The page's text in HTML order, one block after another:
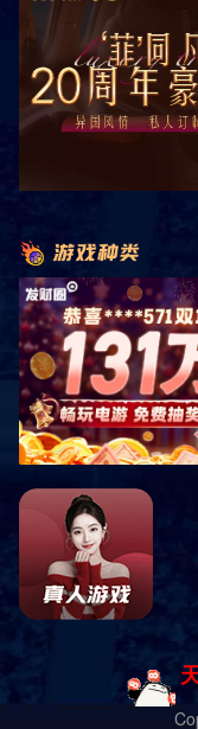
关于我们
ABOUT US
资质荣誉 一
资质荣誉 三